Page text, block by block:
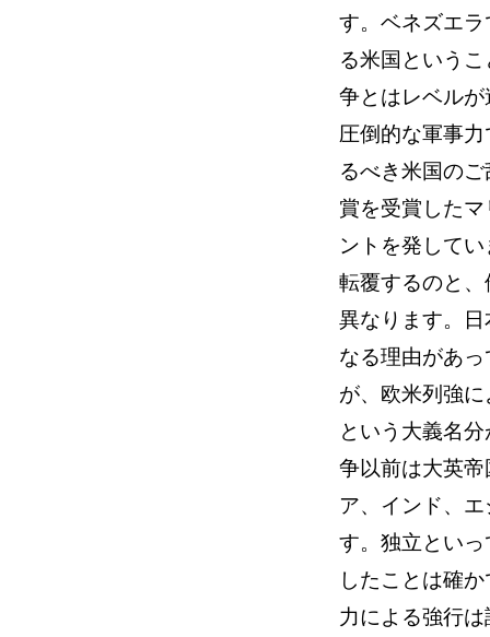
す。ベネズエ
る米国という
争とはレベル
圧倒的な軍事
るべき米国の
賞を受賞した
ントを発して
転覆するのと
異なります。
なる理由があ
が、欧米列強
という大義名
争以前は大英
ア、インド、
す。独立とい
したことは確
力による強行